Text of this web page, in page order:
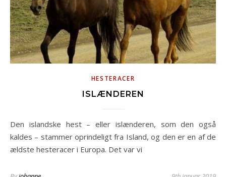
HESTERACER
ISLÆNDEREN
Den islandske hest – eller islænderen, som den også
kaldes – stammer oprindeligt fra Island, og den er en af de
ældste hesteracer i Europa. Det var vi